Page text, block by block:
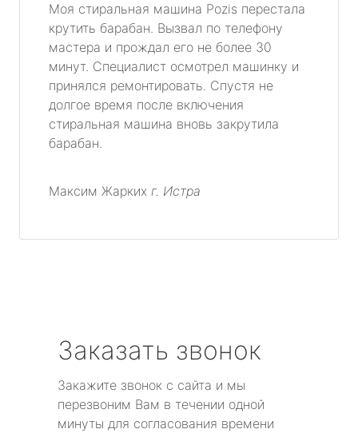
Моя стиральная машина Pozis перестала
крутить барабан. Вызвал по телефону
мастера и прождал его не более 30
минут. Специалист осмотрел машинку и
принялся ремонтировать. Спустя не
долгое время после включения
стиральная машина вновь закрутила
барабан.
Максим Жарких г. Истра
Заказать звонок
Закажите звонок с сайта и мы
перезвоним Вам в течении одной
минуты для согласования времени